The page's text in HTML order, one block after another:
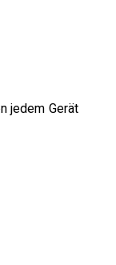
jedem Gerät